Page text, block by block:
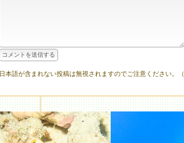
日本語が含まれない投稿は無視されますのでご注意ください。